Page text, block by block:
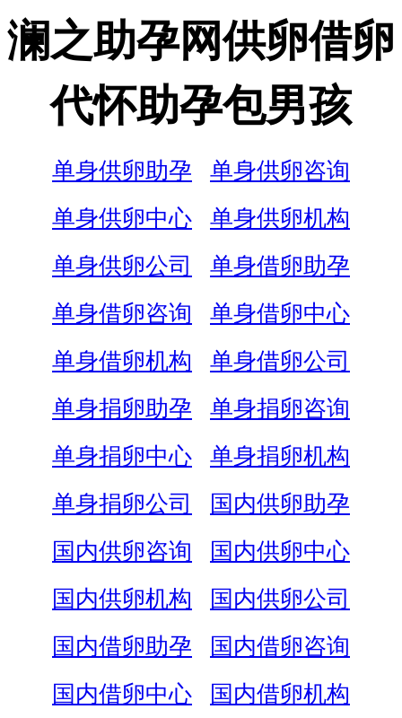
澜之助孕网供卵借卵
代怀助孕包男孩
单身供卵助孕
单身供卵咨询
单身供卵中心
单身供卵机构
单身供卵公司
单身借卵助孕
单身借卵咨询
单身借卵中心
单身借卵机构
单身借卵公司
单身捐卵助孕
单身捐卵咨询
单身捐卵中心
单身捐卵机构
单身捐卵公司
国内供卵助孕
国内供卵咨询
国内供卵中心
国内供卵机构
国内供卵公司
国内借卵助孕
国内借卵咨询
国内借卵中心
国内借卵机构